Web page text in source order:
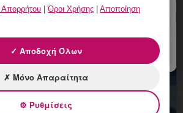
κλείνετε ραντεβού στη Vital
Απορρήτου |Όροι Χρήσης |Αποποίηση
✓ Αποδοχή Όλων
✗ Μόνο Απαραίτητα
⚙ Ρυθμίσεις